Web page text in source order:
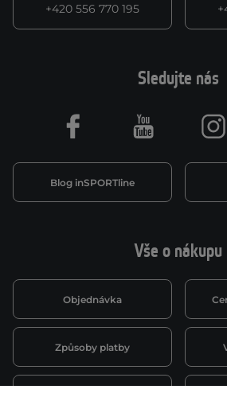
+420 556 770 195
Vše o nákupu
Objednávka
Způsoby platby
Sledujte nás
Blog inSPORTline
Facebook Youtube